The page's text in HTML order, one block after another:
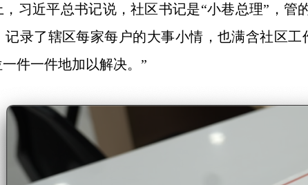
习近平总书记说，社区书记是“小巷总理”，
录了辖区每家每户的大事小情，也满含社区
件一件地加以解决。”